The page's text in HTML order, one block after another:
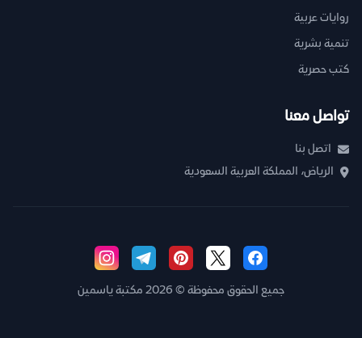
روايات عربية
تنمية بشرية
كتب حصرية
تواصل معنا
اتصل بنا
الرياض، المملكة العربية السعودية
جميع الحقوق محفوظة © 2026 مكتبة ياسمين